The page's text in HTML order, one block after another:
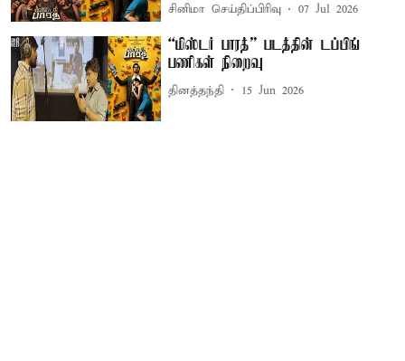
சினிமா செய்திப்பிரிவு 07 Jul 2026
“மிஸ்டர் பாரத்” படத்தின் டப்பிங்
பணிகள் நிறைவு
தினத்தந்தி 15 Jun 2026